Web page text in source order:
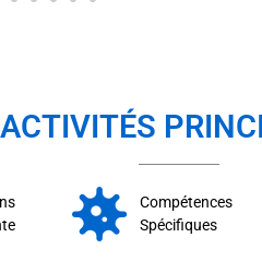
ACTIVITÉS
Compétences
Spécifiques